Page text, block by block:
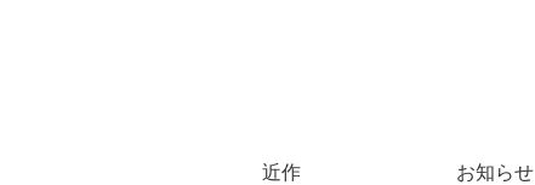
近作 お知らせ